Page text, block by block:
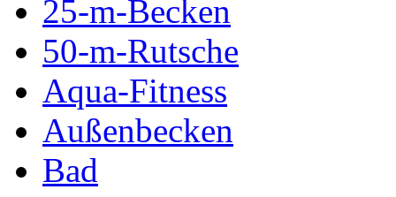
25-m-Becken
50-m-Rutsche
Aqua-Fitness
Außenbecken
Bad